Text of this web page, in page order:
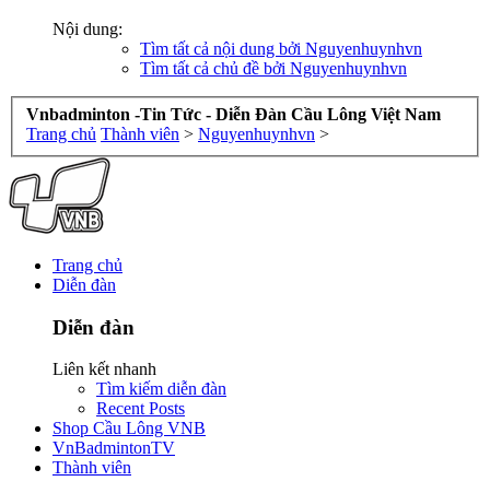
Nội dung:
Tìm tất cả nội dung bởi Nguyenhuynhvn
Tìm tất cả chủ đề bởi Nguyenhuynhvn
Vnbadminton -Tin Tức - Diễn Đàn Cầu Lông Việt Nam
Trang chủ Thành viên > Nguyenhuynhvn >
Trang chủ
Diễn đàn
Diễn đàn
Liên kết nhanh
Tìm kiếm diễn đàn
Recent Posts
Shop Cầu Lông VNB
VnBadmintonTV
Thành viên